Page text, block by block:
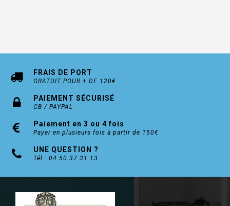
FRAIS DE PORT
GRATUIT POUR + DE 120€
PAIEMENT SÉCURISÉ
CB / PAYPAL
Paiement en 3 ou 4 fois
Payer en plusieurs fois à partir de 150€
UNE QUESTION ?
Tél : 04 50 37 31 13